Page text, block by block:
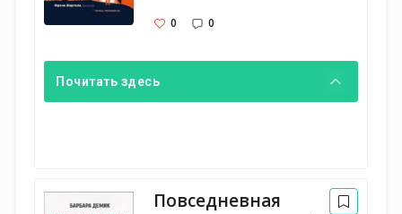
0 0
Почитать здесь
Повседневная